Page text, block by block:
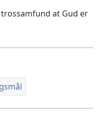
at Gud er